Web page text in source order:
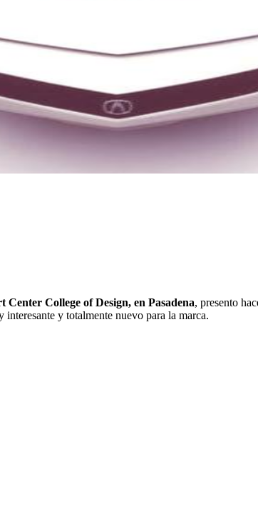
Center College of Design, en Pasadena, presento
interesante y totalmente nuevo para la marca.